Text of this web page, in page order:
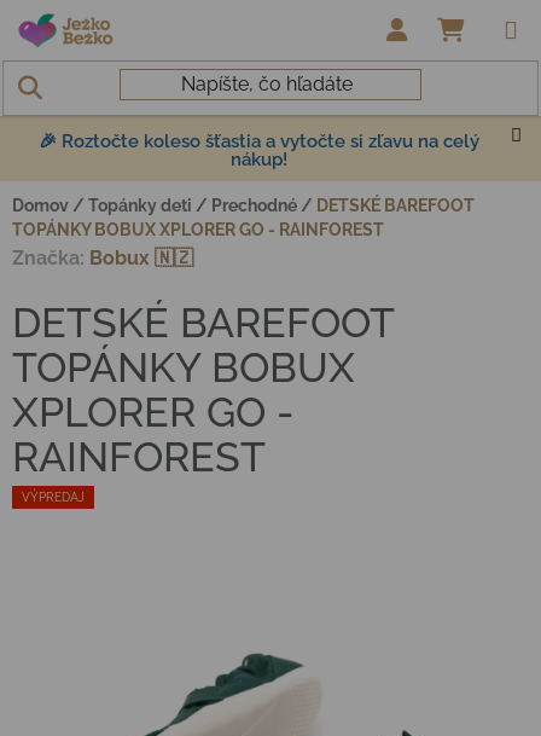
Prejsť na obsah
🎉 Roztočte koleso šťastia a vytočte si zľavu na celý
nákup!
Domov / Topánky deti / Prechodné / DETSKÉ BAREFOOT
TOPÁNKY BOBUX XPLORER GO - RAINFOREST
VÝPREDAJ
DETSKÉ BAREFOOT
TOPÁNKY BOBUX
XPLORER GO -
RAINFOREST
Značka: Bobux 🇳🇿